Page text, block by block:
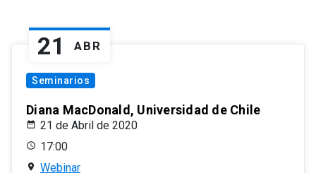
21 ABR
Seminarios
Diana MacDonald, Universidad de Chile
21 de Abril de 2020
17:00
Webinar